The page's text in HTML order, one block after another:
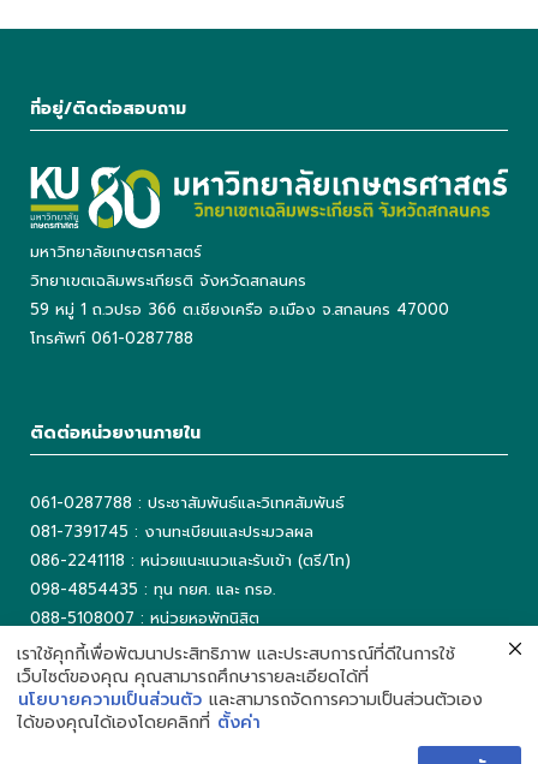
ที่อยู่/ติดต่อสอบถาม
มหาวิทยาลัยเกษตรศาสตร์
วิทยาเขตเฉลิมพระเกียรติ จังหวัดสกลนคร
59 หมู่ 1 ถ.วปรอ 366 ต.เชียงเครือ อ.เมือง จ.สกลนคร 47000
โทรศัพท์ 061-0287788
ติดต่อหน่วยงานภายใน
061-0287788 : ประชาสัมพันธ์และวิเทศสัมพันธ์
081-7391745 : งานทะเบียนและประมวลผล
086-2241118 : หน่วยแนะแนวและรับเข้า (ตรี/โท)
098-4854435 : ทุน กยศ. และ กรอ.
088-5108007 : หน่วยหอพักนิสิต
042-725042 ต่อ 5503 : งานเทคโนโลยีสารสนเทศ
042-725093 : ห้องสมุด
เราใช้คุกกี้เพื่อพัฒนาประสิทธิภาพ และประสบการณ์ที่ดีในการใช้
เว็บไซต์ของคุณ คุณสามารถศึกษารายละเอียดได้ที่
นโยบายความเป็นส่วนตัว และสามารถจัดการความเป็นส่วนตัวเอง
ได้ของคุณได้เองโดยคลิกที่ ตั้งค่า